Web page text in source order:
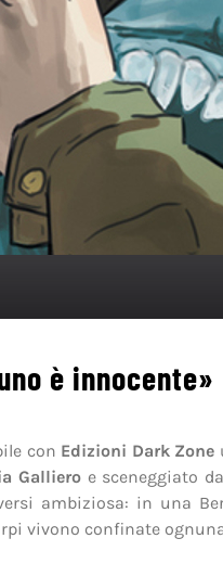
è innocente»
con Edizioni Dark Zone
Gallieroe sceneggiato da
ambiziosa: in una
vivono confinate